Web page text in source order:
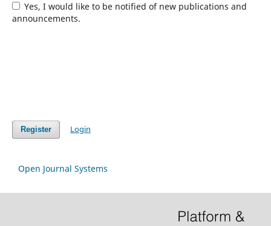
Yes, I would like to be notified of new publications and
announcements.
Register Login
Open Journal Systems